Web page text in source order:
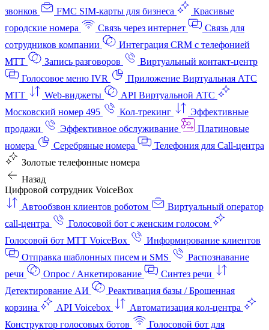
звонков
FMC SIM-карты для бизнеса
Красивые
городские номера
Связь через интернет
Связь для
сотрудников компании
Интеграция CRM с телефонией
МТТ
Запись разговоров
Виртуальный контакт‑центр
Голосовое меню IVR
Приложение Виртуальная АТС
МТТ
Web-виджеты
API Виртуальной АТС
Московский номер 495
Кол-трекинг
Эффективные
продажи
Эффективное обслуживание
Платиновые
номера
Серебряные номера
Телефония для Call-центра
Золотые телефонные номера
Назад
Цифровой сотрудник VoiceBox
Автообзвон клиентов роботом
Виртуальный оператор
call-центра
Голосовой бот с женским голосом
Голосовой бот МТТ VoiceBox
Информирование клиентов
Отправка шаблонных писем и SMS
Распознавание
речи
Опрос / Анкетирование
Синтез речи
Детектирование АИ
Реактивация базы / Брошенная
корзина
API Voicebox
Автоматизация кол‑центра
Конструктор голосовых ботов
Голосовой бот для